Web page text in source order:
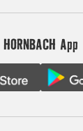
HORNBACH App